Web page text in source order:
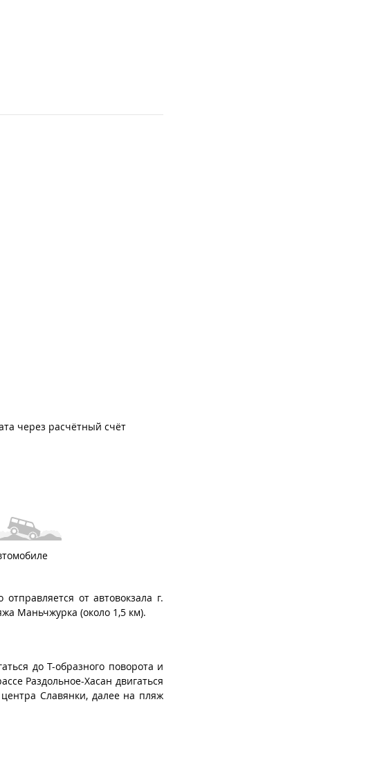
через расчётный счёт
от автовокзала г.
Маньчжурка (около 1,5 км).
до Т-образного поворота и
Раздольное-Хасан двигаться
Славянки, далее на пляж